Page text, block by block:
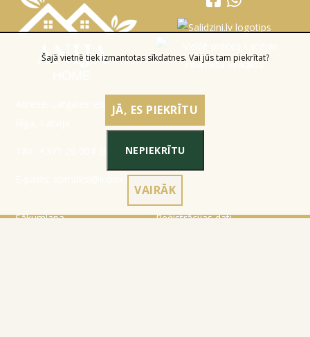
Adrese: Latgales iela 301a,
apmaksi@inbox.lv
Sākumlapa
Reģistrācijas dati
Šajā vietnē tiek izmantotas sīkdatnes. Vai jūs tam piekrītat?
JĀ, ES PIEKRĪTU
NEPIEKRĪTU
VAIRĀK